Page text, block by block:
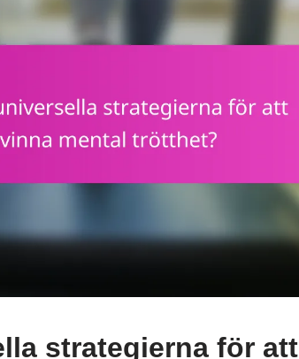
strategierna för att